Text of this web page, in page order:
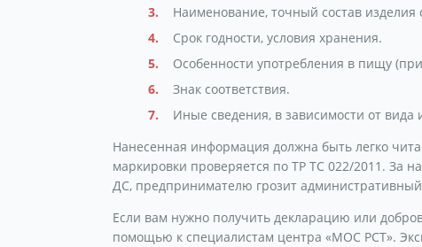
Наименование, точный состав изделия
Срок годности, условия хранения.
Особенности употребления в пищу
Знак соответствия.
Иные сведения, в зависимости от вида
Нанесенная информация должна быть легко
маркировки проверяется по ТР ТС 022/2011. За
ДС, предпринимателю грозит
Если вам нужно получить декларацию или
помощью к специалистам центра «МОС РСТ».